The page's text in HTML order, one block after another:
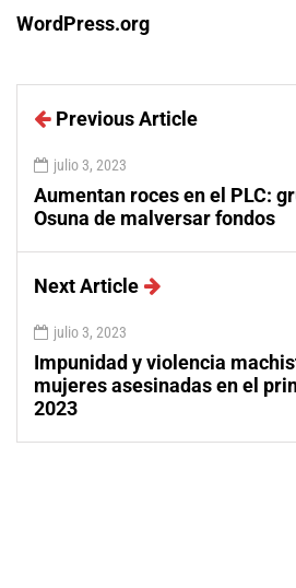
WordPress.org
Previous Article
julio 3, 2023
Aumentan roces en el PLC:
Osuna de malversar fondos
Next Article
julio 3, 2023
Impunidad y violencia
mujeres asesinadas en el
2023